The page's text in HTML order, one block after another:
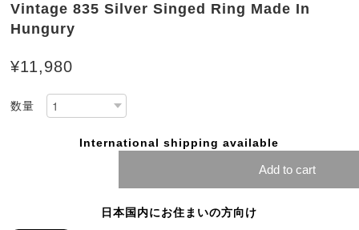
Vintage 835 Silver Singed Ring Made In
Hungury
¥11,980
数量
International shipping available
Add to cart
日本国内にお住まいの方向け